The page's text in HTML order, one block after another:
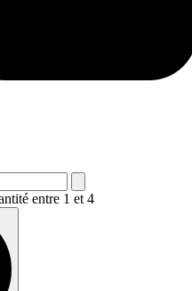
entre 1 et 4